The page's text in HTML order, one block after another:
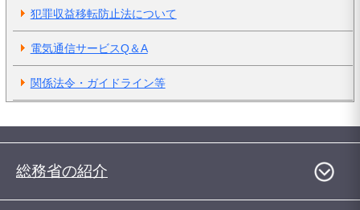
犯罪収益移転防止法について
電気通信サービスQ＆A
関係法令・ガイドライン等
総務省の紹介